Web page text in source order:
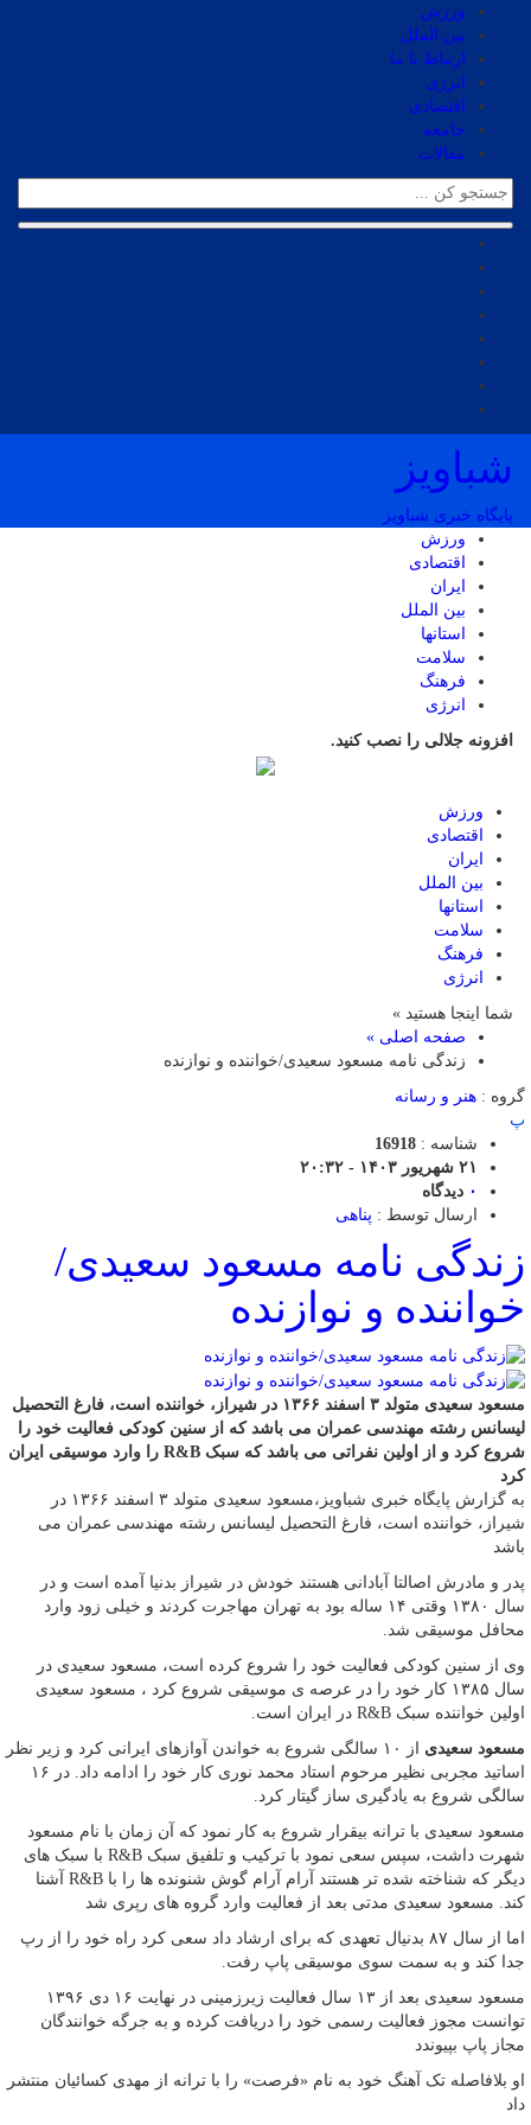
ورزش
بین الملل
ارتباط با ما
انرژی
اقتصادی
جامعه
مقالات
شباویز
پایگاه خبری شباویز
ورزش
اقتصادی
ایران
بین الملل
استانها
سلامت
فرهنگ
انرژی
افزونه جلالی را نصب کنید.
ورزش
اقتصادی
ایران
بین الملل
استانها
سلامت
فرهنگ
انرژی
شما اینجا هستید »
صفحه اصلی »
زندگی نامه مسعود سعیدی/خواننده و نوازنده
گروه : هنر و رسانه
پ
شناسه : 16918
۲۱ شهریور ۱۴۰۳ - ۲۰:۳۲
۰ دیدگاه
ارسال توسط : پناهی
زندگی نامه مسعود سعیدی/
خواننده و نوازنده
مسعود سعیدی متولد ۳ اسفند ۱۳۶۶ در شیراز، خواننده است، فارغ التحصیل
لیسانس رشته مهندسی عمران می باشد که از سنین کودکی فعالیت خود را
شروع کرد و از اولین نفراتی می باشد که سبک R&B را وارد موسیقی ایران
کرد
به گزارش پایگاه خبری شباویز،مسعود سعیدی متولد ۳ اسفند ۱۳۶۶ در
شیراز، خواننده است، فارغ التحصیل لیسانس رشته مهندسی عمران می
باشد
پدر و مادرش اصالتا آبادانی هستند خودش در شیراز بدنیا آمده است و در
سال ۱۳۸۰ وقتی ۱۴ ساله بود به تهران مهاجرت کردند و خیلی زود وارد
محافل موسیقی شد.
وی از سنین کودکی فعالیت خود را شروع کرده است، مسعود سعیدی در
سال ۱۳۸۵ کار خود را در عرصه ی موسیقی شروع کرد ، مسعود سعیدی
اولین خواننده سبک R&B در ایران است.
مسعود سعیدی
از ۱۰ سالگی شروع به خواندن آوازهای ایرانی‌ کرد و زیر نظر
اساتید مجربی نظیر مرحوم استاد محمد نوری کار خود را ادامه داد. در ۱۶
سالگی شروع به یادگیری ساز گیتار کرد.
مسعود سعیدی با ترانه بیقرار شروع به کار نمود که آن زمان با نام مسعود
شهرت داشت، سپس سعی نمود با ترکیب و تلفیق سبک R&B با سبک های
دیگر که شناخته شده تر هستند آرام آرام گوش شنونده ها را با R&B آشنا
کند. مسعود سعیدی مدتی بعد از فعالیت وارد گروه های رپری شد
اما از سال ۸۷ بدنیال تعهدی که برای ارشاد داد سعی کرد راه خود را از رپ
جدا کند و به سمت سوی موسیقی پاپ رفت.
مسعود سعیدی بعد از ۱۳ سال فعالیت زیرزمینی در نهایت ۱۶ دی ۱۳۹۶
توانست مجوز فعالیت رسمی خود را دریافت کرده و به جرگه خوانندگان
مجاز پاپ بپیوندد
او بلافاصله تک آهنگ خود به نام «فرصت» را با ترانه از مهدی کسائیان منتشر
داد